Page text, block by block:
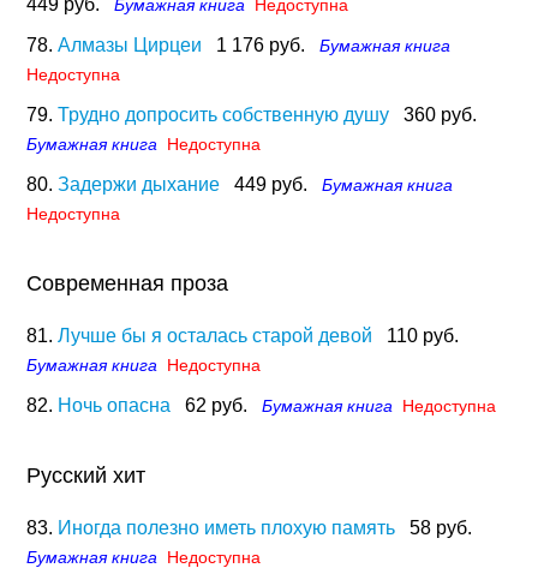
449 руб.
Бумажная книга Недоступна
78. Алмазы Цирцеи 1 176 руб.
Бумажная книга
Недоступна
79. Трудно допросить собственную душу 360 руб.
Бумажная книга Недоступна
80. Задержи дыхание 449 руб.
Бумажная книга
Недоступна
Современная проза
81. Лучше бы я осталась старой девой 110 руб.
Бумажная книга Недоступна
82. Ночь опасна 62 руб. Бумажная книга Недоступна
Русский хит
83. Иногда полезно иметь плохую память 58 руб.
Бумажная книга Недоступна